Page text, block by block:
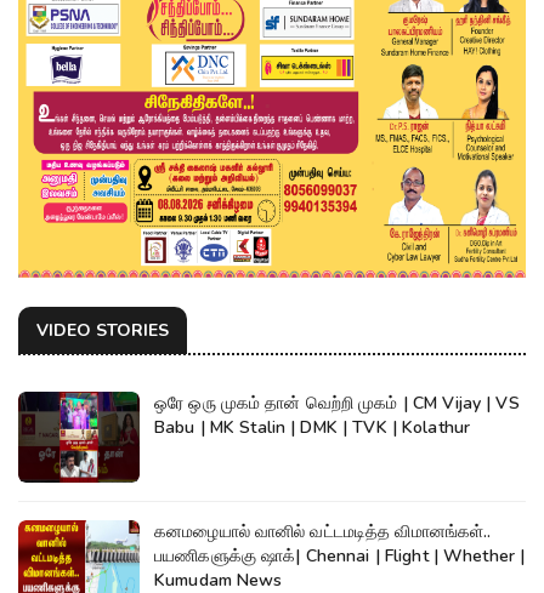
VIDEO STORIES
ஒரே ஒரு முகம் தான் வெற்றி முகம் | CM Vijay | VS
Babu | MK Stalin | DMK | TVK | Kolathur
கனமழையால் வானில் வட்டமடித்த விமானங்கள்..
பயணிகளுக்கு ஷாக்| Chennai | Flight | Whether |
Kumudam News